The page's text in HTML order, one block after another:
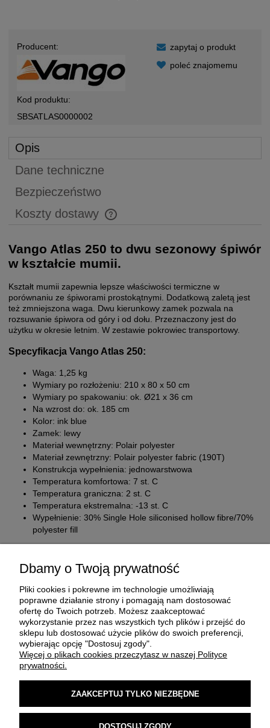
Producent:
Kod produktu:
SBSATLAS0000002
zapytaj o produkt
poleć znajomemu
Opis
Dane techniczne
Bezpieczeństwo
Koszty dostawy
Cena nie zawiera ewentualnych kosztów płatności
Vango Atlas 250 to dwu sezonowy śpiwór
w kształcie mumii.
Kształt mumii zapewnia lepsze właściwości termiczne w
porównaniu ze śpiworami prostokątnymi. Dodatkową zaletą jest
też zmniejszona waga. Dwu kierunkowy zamek pozwala na
rozsuwanie śpiwora od góry i od dołu. Przeznaczony jest do
użytku w okresie letnim. W zestawie pokrowiec transportowy.
Specyfikacja Vango Atlas 250:
Waga: 1,25 kg
Wymiary po rozłożeniu: 210 x 80 x 50 cm
Wymiary po spakowaniu: ok. Ø21 x 36 cm
Na wzrost do: ok. 185 cm
Kolor: ink blue
Zamek: lewy
Materiał wewnętrzny: Polair polyester
Materiał zewnętrzny: Polair polyester fabric (190T)
Konstrukcja wypełnienia: jednowarstwowa
Temperatura komfortowa: 7 st. C
Temperatura graniczna: 2 st. C
Temperatura ekstremalna: -13 st. C
Wypełnienie: 30% Single Hole siliconised hollow fibre/70%
polyester fill
O FIRMIE
MOJE KONTO
Dbamy o Twoją prywatność
Pliki cookies i pokrewne im technologie umożliwiają
poprawne działanie strony i pomagają nam dostosować
ofertę do Twoich potrzeb. Możesz zaakceptować
wykorzystanie przez nas wszystkich tych plików i przejść do
sklepu lub dostosować użycie plików do swoich preferencji,
wybierając opcję "Dostosuj zgody".
Więcej o plikach cookies przeczytasz w naszej Polityce
prywatności.
ZAAKCEPTUJ TYLKO NIEZBĘDNE
DOSTOSUJ ZGODY